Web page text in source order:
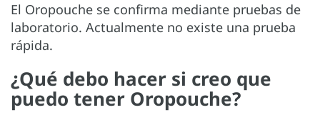
El Oropouche se confirma mediante pruebas de
laboratorio. Actualmente no existe una prueba
rápida.
¿Qué debo hacer si creo que
puedo tener Oropouche?